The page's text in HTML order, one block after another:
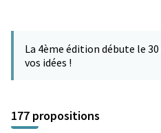
−
La 4ème édition débute le
vos idées !
177 propositions